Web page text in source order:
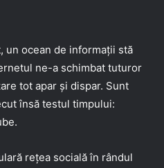
un ocean de informații stă
ne-a schimbat tuturor
tot apar și dispar. Sunt
însă testul timpului:
reţea socială în rândul